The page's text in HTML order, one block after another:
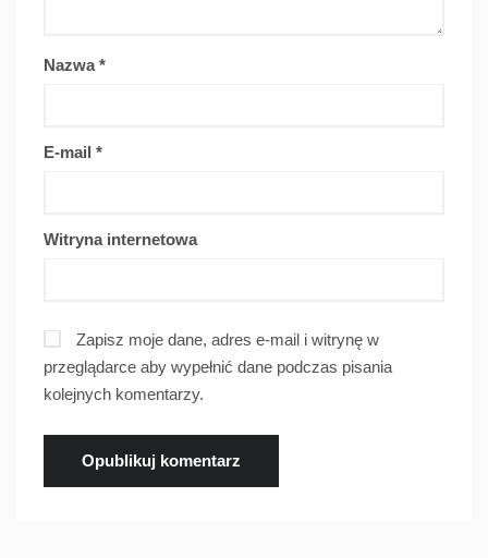
Nazwa*
E-mail *
Witryna internetowa
Zapisz moje dane, adres e-mail i witrynę w
przeglądarce aby wypełnić dane podczas pisania
kolejnych komentarzy.